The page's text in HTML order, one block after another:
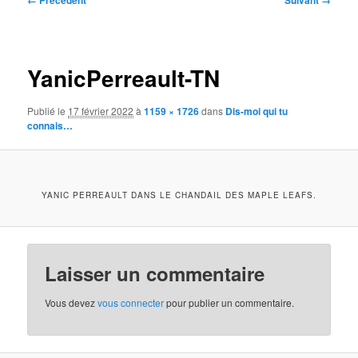
YanicPerreault-TN
Publié le 17 février 2022 à1159 × 1726dans Dis-moi qui tu
connais…
YANIC PERREAULT DANS LE CHANDAIL DES MAPLE LEAFS.
Laisser un commentaire
Vous devezvous connecterpour publier un commentaire.